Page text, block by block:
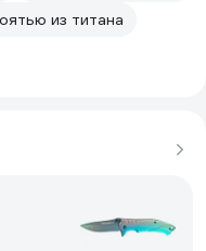
из титана